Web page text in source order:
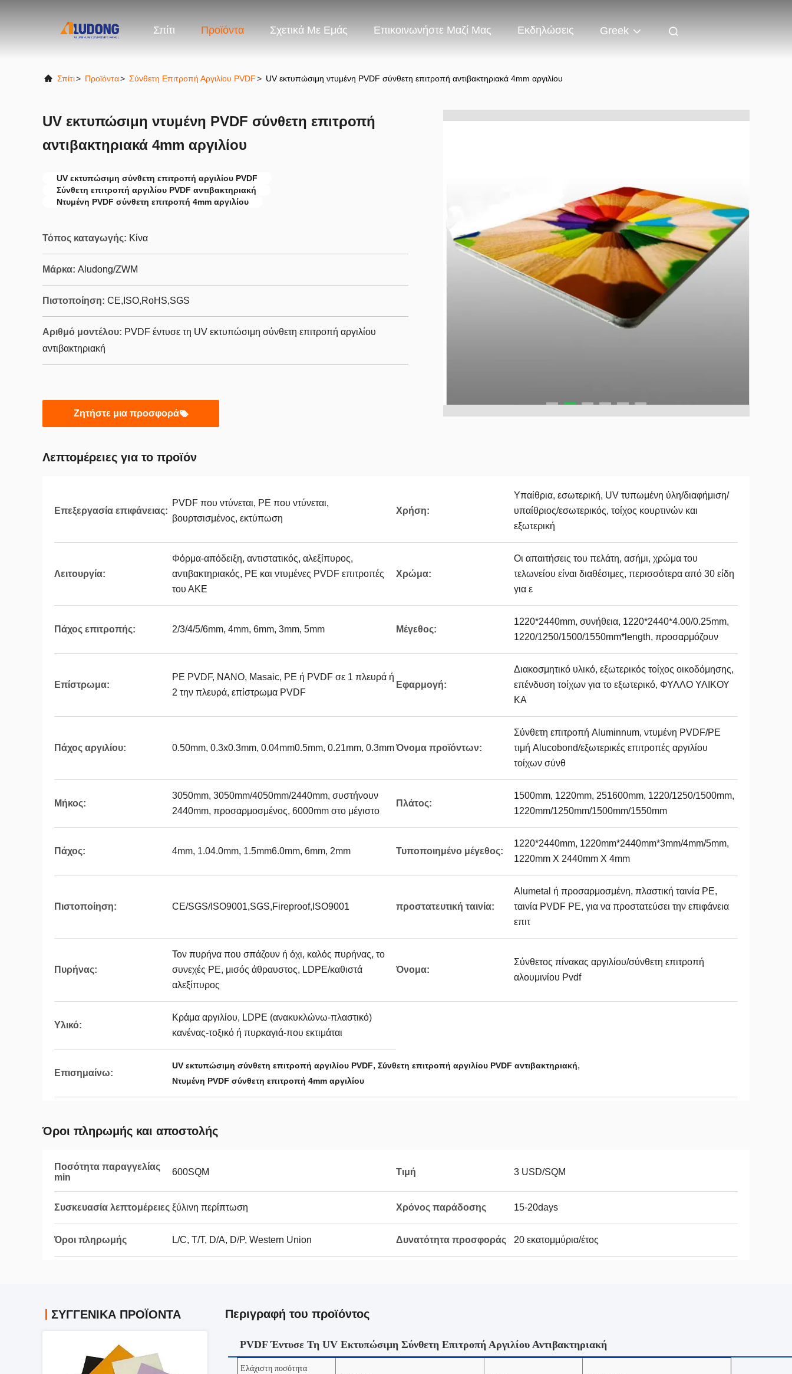
Σπίτι Προϊόντα Σχετικά Με Εμάς Επικοινωνήστε Μαζί Μας Εκδηλώσεις Greek
Σπίτι> Προϊόντα> Σύνθετη Επιτροπή Αργιλίου PVDF> UV εκτυπώσιμη ντυμένη PVDF σύνθετη επιτροπή αντιβακτηριακά 4mm αργιλίου
UV εκτυπώσιμη ντυμένη PVDF σύνθετη επιτροπή
αντιβακτηριακά 4mm αργιλίου
UV εκτυπώσιμη σύνθετη επιτροπή αργιλίου PVDF
Σύνθετη επιτροπή αργιλίου PVDF αντιβακτηριακή
Ντυμένη PVDF σύνθετη επιτροπή 4mm αργιλίου
Τόπος καταγωγής: Κίνα
Μάρκα: Aludong/ZWM
Πιστοποίηση: CE,ISO,RoHS,SGS
Αριθμό μοντέλου: PVDF έντυσε τη UV εκτυπώσιμη σύνθετη επιτροπή αργιλίου
αντιβακτηριακή
Ζητήστε μια προσφορά
Λεπτομέρειες για το προϊόν
Επεξεργασία επιφάνειας:
PVDF που ντύνεται, PE που ντύνεται,
βουρτσισμένος, εκτύπωση
Χρήση:
Υπαίθρια, εσωτερική, UV τυπωμένη ύλη/διαφήμιση/
υπαίθριος/εσωτερικός, τοίχος κουρτινών και
εξωτερική
Λειτουργία:
Φόρμα-απόδειξη, αντιστατικός, αλεξίπυρος,
αντιβακτηριακός, PE και ντυμένες PVDF επιτροπές
του ΑΚΕ
Χρώμα:
Οι απαιτήσεις του πελάτη, ασήμι, χρώμα του
τελωνείου είναι διαθέσιμες, περισσότερα από 30 είδη
για ε
Πάχος επιτροπής: 2/3/4/5/6mm, 4mm, 6mm, 3mm, 5mm Μέγεθος:
1220*2440mm, συνήθεια, 1220*2440*4.00/0.25mm,
1220/1250/1500/1550mm*length, προσαρμόζουν
Επίστρωμα:
PE PVDF, ΝΑΝΟ, Masaic, PE ή PVDF σε 1 πλευρά ή
2 την πλευρά, επίστρωμα PVDF
Εφαρμογή:
Διακοσμητικό υλικό, εξωτερικός τοίχος οικοδόμησης,
επένδυση τοίχων για το εξωτερικό, ΦΥΛΛΟ ΥΛΙΚΟΥ
ΚΑ
Πάχος αργιλίου: 0.50mm, 0.3x0.3mm, 0.04mm0.5mm, 0.21mm, 0.3mmΌνομα προϊόντων:
Σύνθετη επιτροπή Aluminnum, ντυμένη PVDF/PE
τιμή Alucobond/εξωτερικές επιτροπές αργιλίου
τοίχων σύνθ
Μήκος:
3050mm, 3050mm/4050mm/2440mm, συστήνουν
2440mm, προσαρμοσμένος, 6000mm στο μέγιστο
Πλάτος:
1500mm, 1220mm, 251600mm, 1220/1250/1500mm,
1220mm/1250mm/1500mm/1550mm
Πάχος: 4mm, 1.04.0mm, 1.5mm6.0mm, 6mm, 2mm Τυποποιημένο μέγεθος:
1220*2440mm, 1220mm*2440mm*3mm/4mm/5mm,
1220mm X 2440mm X 4mm
Πιστοποίηση: CE/SGS/ISO9001,SGS,Fireproof,ISO9001 προστατευτική ταινία:
Alumetal ή προσαρμοσμένη, πλαστική ταινία PE,
ταινία PVDF PE, για να προστατεύσει την επιφάνεια
επιτ
Πυρήνας:
Τον πυρήνα που σπάζουν ή όχι, καλός πυρήνας, το
συνεχές PE, μισός άθραυστος, LDPE/καθιστά
αλεξίπυρος
Όνομα:
Σύνθετος πίνακας αργιλίου/σύνθετη επιτροπή
αλουμινίου Pvdf
Υλικό:
Κράμα αργιλίου, LDPE (ανακυκλώνω-πλαστικό)
κανένας-τοξικό ή πυρκαγιά-που εκτιμάται
Επισημαίνω:
UV εκτυπώσιμη σύνθετη επιτροπή αργιλίου PVDF, Σύνθετη επιτροπή αργιλίου PVDF αντιβακτηριακή,
Ντυμένη PVDF σύνθετη επιτροπή 4mm αργιλίου
Όροι πληρωμής και αποστολής
Ποσότητα παραγγελίας
min
600SQM Τιμή 3 USD/SQM
Συσκευασία λεπτομέρειες ξύλινη περίπτωση Χρόνος παράδοσης 15-20days
Όροι πληρωμής L/C, T/T, D/A, D/P, Western Union Δυνατότητα προσφοράς 20 εκατομμύρια/έτος
ΣΥΓΓΕΝΙΚΆ ΠΡΟΪΌΝΤΑ Περιγραφή του προϊόντος
PVDF Έντυσε Τη UV Εκτυπώσιμη Σύνθετη Επιτροπή Αργιλίου Αντιβακτηριακή
Ελάχιστη ποσότητα